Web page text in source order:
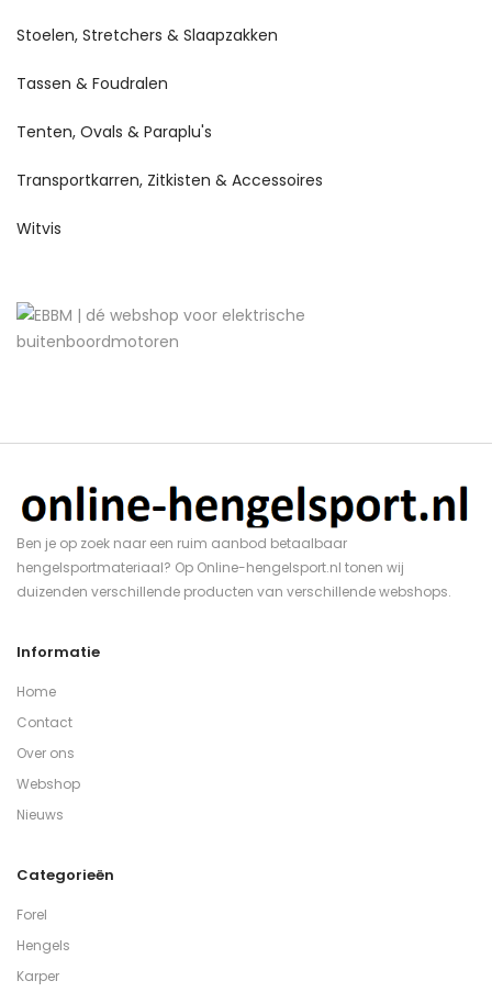
Stoelen, Stretchers & Slaapzakken
Tassen & Foudralen
Tenten, Ovals & Paraplu's
Transportkarren, Zitkisten & Accessoires
Witvis
Ben je op zoek naar een ruim aanbod betaalbaar
hengelsportmateriaal? Op Online-hengelsport.nl tonen wij
duizenden verschillende producten van verschillende webshops.
Informatie
Home
Contact
Over ons
Webshop
Nieuws
Categorieën
Forel
Hengels
Karper